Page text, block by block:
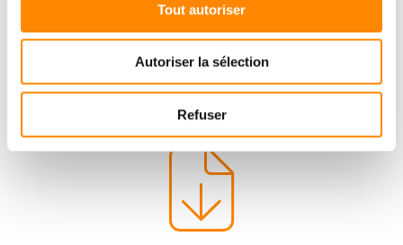
Tout autoriser
Autoriser la sélection
Refuser